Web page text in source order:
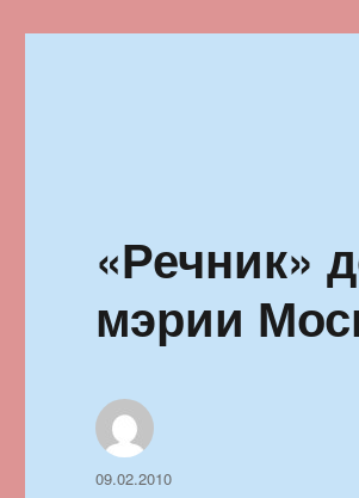
«Речник»
мэрии
Автор
Опубликовано
09.02.2010